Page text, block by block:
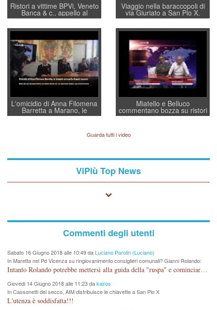
Ristori a vittime BPVi, Veneto
Banca & c., appello al
sottosegretario Alessio
Villarosa: per mettere ordine
convochi con Di Maio CNCU
a supporto della cabina di
regia al Mef
Viaggio nella baraccopoli di
via Giuriato a San Pio X.
Vicenza ai Vicentini: “faremo
un regalo di Natale ai
residenti”
L'omicidio di Anna Filomena
Barretta a Marano, le
indagini dei carabinieri di
Lavarra: più avvincenti di
quelle di... Barbara D'Urso
Miatello e Belluco
commentano bozza su ristori
BPVi e Veneto Banca
Guarda tutti i video
ViPiù Top News
Commenti degli utenti
Sabato 16 Giugno 2018 alle 10:49 daLuciano Parolin (Luciano)
In Maretta nel Pd Vicenza su ringiovanimento consiglieri comunali? Gianni Rolando:
"non mi dimetto". Angelo Tonello: "va bene così"
Intanto Rolando potrebbe mettersi alla guida della "ruspa" e cominciare a scavare l'acqua alle Maddalene, con tanti Auguri di Acque Vicentine, magari deviando il percorso della Bretella. Amen.
Giovedi 14 Giugno 2018 alle 11:23 dakairos
In Cassonetti del secco, AIM distribuisce le chiavette a San Pio X
L'utenza è soddisfatta!!!